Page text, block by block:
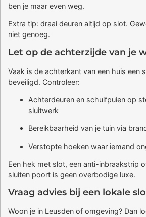
ben je maar even weg.
Extra tip: draai deuren altijd op slot.
niet genoeg.
Let op de achterzijde van je
Vaak is de achterkant van een huis een
beveiligd. Controleer:
Achterdeuren en schuifpuien op
sluitwerk
Bereikbaarheid van je tuin via
Verstopte hoeken waar iemand
Een hek met slot, een anti-inbraakstrip
sluiten poort is geen overbodige luxe.
Vraag advies bij een lokale
Woon je in Leusden of omgeving? Dan